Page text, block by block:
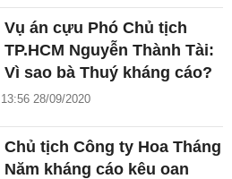
Vụ án cựu Phó Chủ tịch
TP.HCM Nguyễn Thành Tài:
Vì sao bà Thuý kháng cáo?
13:56 28/09/2020
Chủ tịch Công ty Hoa Tháng
Năm kháng cáo kêu oan